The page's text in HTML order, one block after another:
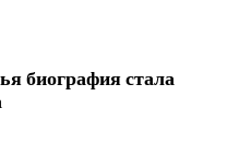
биография стала